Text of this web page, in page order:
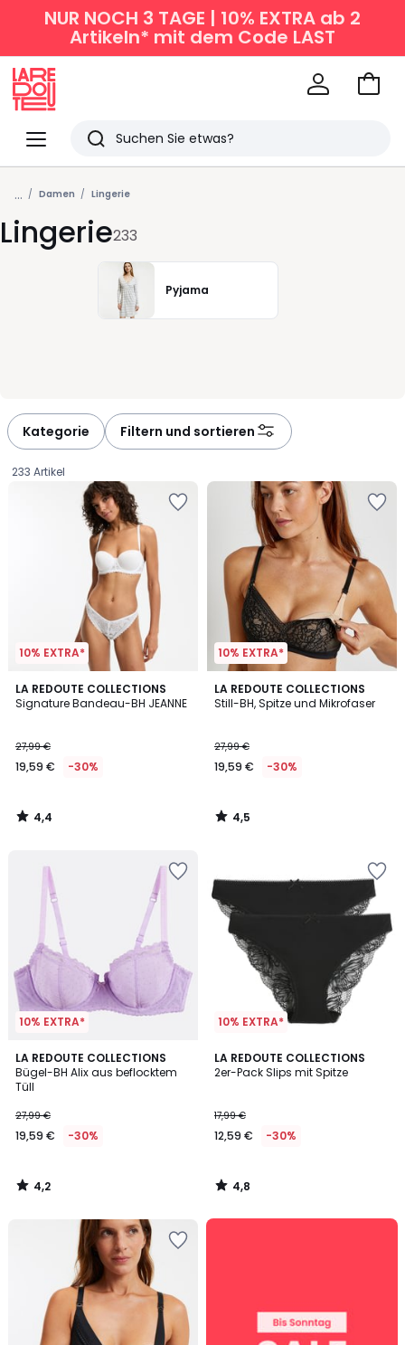
NUR NOCH 3 TAGE | 10% EXTRA ab 2
Artikeln* mit dem Code LAST
Menü
Redoute
Suchen
Zuletzt
angesehen
Artikel
Zum
... Damen Lingerie
Lingerie233
Pyjama
Kategorie Filtern und sortieren
233 Artikel
10% EXTRA*
LA REDOUTE COLLECTIONS
Signature Bandeau-BH JEANNE
€
Statt
€
30%
27,99 €
19,59 € -30%
4,4
/ 5
4,4
/
10% EXTRA*
LA REDOUTE COLLECTIONS
Still-BH, Spitze und Mikrofaser
27,99 €
19,59 € -30%
4,5
/ 5
4,5
/
10% EXTRA*
LA REDOUTE COLLECTIONS
Bügel-BH Alix aus beflocktem
Tüll
27,99 €
19,59 € -30%
4,2
/ 5
4,2
/
10% EXTRA*
LA REDOUTE COLLECTIONS
2er-Pack Slips mit Spitze
17,99 €
12,59 € -30%
4,8
/ 5
4,8
/
SALE
Artikeln*